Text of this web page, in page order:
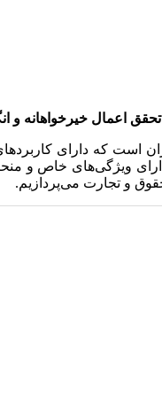
اعمال خیرخواهانه و
است که دارای
ویژگی‌های خاص و
و تجارت می‌پردازیم.